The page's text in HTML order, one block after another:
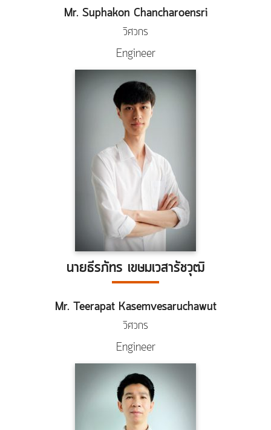
Mr. Suphakon Chancharoensri
วิศวกร
Engineer
นายธีรภัทร เขษมเวสารัชวุฒิ
Mr. Teerapat Kasemvesaruchawut
วิศวกร
Engineer